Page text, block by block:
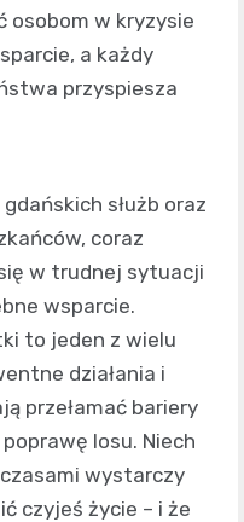
osobom w kryzysie
a każdy
przyspiesza
służb oraz
coraz
w trudnej sytuacji
wsparcie.
to jeden z wielu
działania i
przełamać bariery
losu. Niech
wystarczy
czyjeś życie – i że